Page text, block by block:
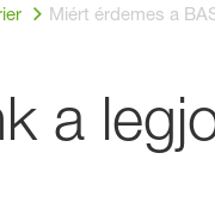
Miért érdemes a
a